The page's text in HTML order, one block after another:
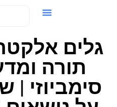
גלים
תורה
סימביוזי |